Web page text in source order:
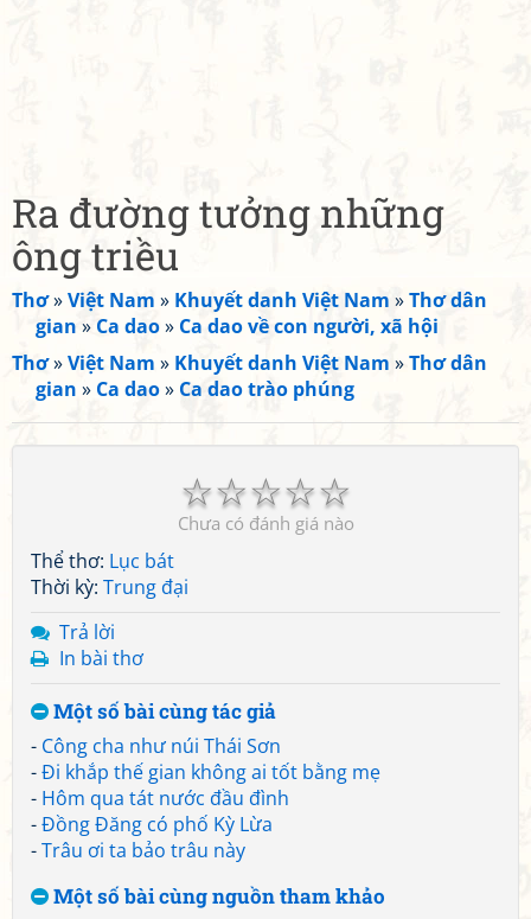
Ra đường tưởng những
ông triều
Thơ»Việt Nam » Khuyết danh Việt Nam »Thơ dân
gian » Ca dao» Ca dao về con người, xã hội
Thơ»Việt Nam » Khuyết danh Việt Nam »Thơ dân
gian » Ca dao» Ca dao trào phúng
☆
☆
☆
☆
☆
Chưa có đánh giá nào
Thể thơ: Lục bát
Thời kỳ: Trung đại
Trả lời
In bài thơ
Một số bài cùng tác giả
- Công cha như núi Thái Sơn
-Đi khắp thế gian không ai tốt bằng mẹ
- Hôm qua tát nước đầu đình
-Đồng Đăng có phố Kỳ Lừa
-Trâu ơi ta bảo trâu này
Một số bài cùng nguồn tham khảo